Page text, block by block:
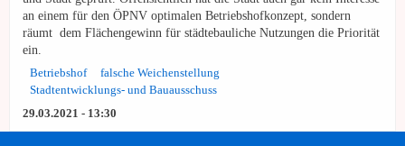
an einem für den ÖPNV optimalen Betriebshofkonzept, sondern
räumt dem Flächengewinn für städtebauliche Nutzungen die Priorität
ein.
Betriebshof
falsche Weichenstellung
Stadtentwicklungs- und Bauausschuss
29.03.2021 - 13:30